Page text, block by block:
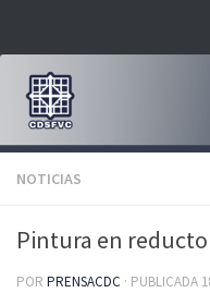
NOTICIAS
Pintura en
POR PRENSACDC · PUBLICADA